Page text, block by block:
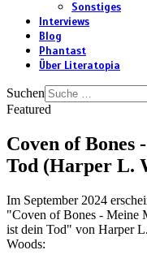
Sonstiges
Interviews
Blog
Phantast
Über Literatopia
Suchen
Featured
Coven of Bones
Tod (Harper L.
Im September 2024
"Coven of Bones - Meine
ist dein Tod" von Harper L.
Woods: